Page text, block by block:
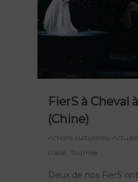
FierS à Cheval
(Chine)
Actions culturelles
classé Tournée
Deux de nos FierS